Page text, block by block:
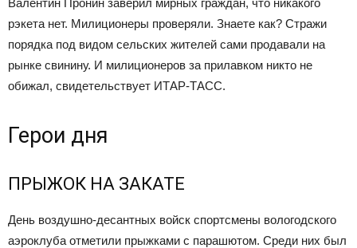
Валентин Пронин заверил мирных граждан, что никакого
рэкета нет. Милиционеры проверяли. Знаете как? Стражи
порядка под видом сельских жителей сами продавали на
рынке свинину. И милиционеров за прилавком никто не
обижал, свидетельствует ИТАР-ТАСС.
Герои дня
ПРЫЖОК НА ЗАКАТЕ
День воздушно-десантных войск спортсмены вологодского
аэроклуба отметили прыжками с парашютом. Среди них был